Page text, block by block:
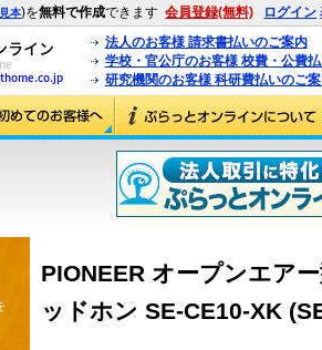
見本)を無料で作成できます 会員登録(無料) ログイン
法人のお客様 請求書払いのご案内
学校・官公庁のお客様 校費・公費
研究機関のお客様 科研費払いのご
PIONEER オープンエア
ッドホン SE-CE10-XK